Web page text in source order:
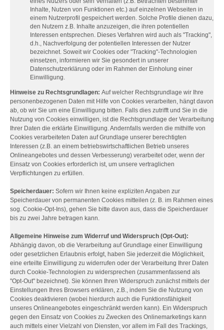
Inhalte, Nutzen von Funktionen etc.) auf einzelnen Webseiten in
einem Nutzerprofil gespeichert werden. Solche Profile dienen dazu,
den Nutzern z.B. Inhalte anzuzeigen, die ihren potentiellen
Interessen entsprechen. Dieses Verfahren wird auch als "Tracking",
d.h., Nachverfolgung der potentiellen Interessen der Nutzer
bezeichnet. Soweit wir Cookies oder "Tracking"-Technologien
einsetzen, informieren wir Sie gesondert in unserer
Datenschutzerklärung oder im Rahmen der Einholung einer
Einwilligung.
Hinweise zu Rechtsgrundlagen: Auf welcher Rechtsgrundlage wir Ihre
personenbezogenen Daten mit Hilfe von Cookies verarbeiten, hängt davon
ab, ob wir Sie um eine Einwilligung bitten. Falls dies zutrifft und Sie in die
Nutzung von Cookies einwilligen, ist die Rechtsgrundlage der Verarbeitung
Ihrer Daten die erklärte Einwilligung. Andernfalls werden die mithilfe von
Cookies verarbeiteten Daten auf Grundlage unserer berechtigten
Interessen (z.B. an einem betriebswirtschaftlichen Betrieb unseres
Onlineangebotes und dessen Verbesserung) verarbeitet oder, wenn der
Einsatz von Cookies erforderlich ist, um unsere vertraglichen
Verpflichtungen zu erfüllen.
Speicherdauer: Sofern wir Ihnen keine expliziten Angaben zur
Speicherdauer von permanenten Cookies mitteilen (z. B. im Rahmen eines
sog. Cookie-Opt-Ins), gehen Sie bitte davon aus, dass die Speicherdauer
bis zu zwei Jahre betragen kann.
Allgemeine Hinweise zum Widerruf und Widerspruch (Opt-Out):
Abhängig davon, ob die Verarbeitung auf Grundlage einer Einwilligung
oder gesetzlichen Erlaubnis erfolgt, haben Sie jederzeit die Möglichkeit,
eine erteilte Einwilligung zu widerrufen oder der Verarbeitung Ihrer Daten
durch Cookie-Technologien zu widersprechen (zusammenfassend als
"Opt-Out" bezeichnet). Sie können Ihren Widerspruch zunächst mittels der
Einstellungen Ihres Browsers erklären, z.B., indem Sie die Nutzung von
Cookies deaktivieren (wobei hierdurch auch die Funktionsfähigkeit
unseres Onlineangebotes eingeschränkt werden kann). Ein Widerspruch
gegen den Einsatz von Cookies zu Zwecken des Onlinemarketings kann
auch mittels einer Vielzahl von Diensten, vor allem im Fall des Trackings,